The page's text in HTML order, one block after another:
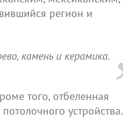
регион и
камень и керамика.
того, отбеленная
устройства.